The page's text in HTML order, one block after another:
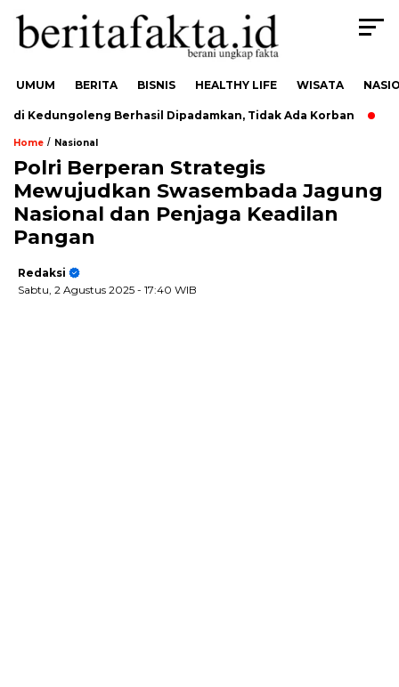
UMUM BERITA BISNIS HEALTHY LIFE WISATA
Berhasil Dipadamkan, Tidak Ada Korban
Home / Nasional
Polri Berperan Strategis
Mewujudkan Swasembada Jagung
Nasional dan Penjaga Keadilan
Pangan
Redaksi
Sabtu, 2 Agustus 2025 - 17:40 WIB